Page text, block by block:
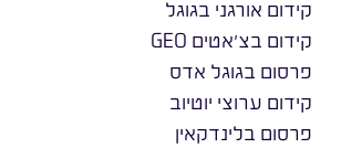
קידום אורגני בגוגל
קידום בצ׳אטים GEO
פרסום בגוגל אדס
קידום ערוצי יוטיוב
פרסום בלינדקאין